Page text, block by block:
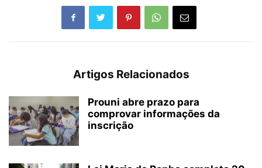
Artigos Relacionados
Prouni abre prazo para
comprovar informações da
inscrição